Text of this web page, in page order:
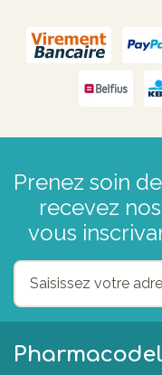
Prenez soin
recevez
vous
Pharmacodel